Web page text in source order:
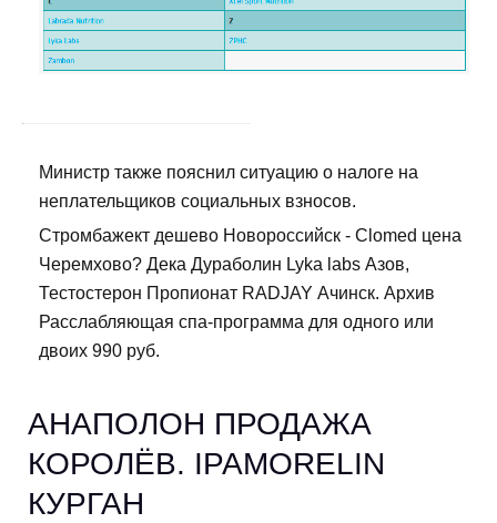
Министр также пояснил ситуацию о налоге на
неплательщиков социальных взносов.
Стромбажект дешево Новороссийск - Clomed цена
Черемхово? Дека Дураболин Lyka labs Азов,
Тестостерон Пропионат RADJAY Ачинск. Архив
Расслабляющая спа-программа для одного или
двоих 990 руб.
АНАПОЛОН ПРОДАЖА
КОРОЛЁВ. IPAMORELIN
КУРГАН